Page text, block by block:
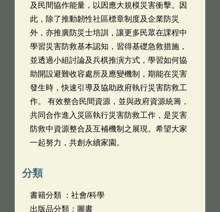
及民間協作能量，以因應大規模災害衝擊。因
此，除了推動韌性社區標章制度及企業防災
外，亦推廣防災士培訓，讓更多民眾在課程中
學習災害防救基本認知，習得基礎急救措施，
並透過小組討論及兵棋推演方式，學習如何協
助開設避難收容處所及應變機制，期能在災害
發生時，快速引導及協助政府執行災害防救工
作。 有效整合民間資源，並與政府資源統籌，
共同合作進入災區執行災害防救工作，是災害
防救中資源整合及互補機制之展現。希望大家
一起努力，共創永續家園。
分類
書籍分類 ：社會/科學
出版品分類：圖書